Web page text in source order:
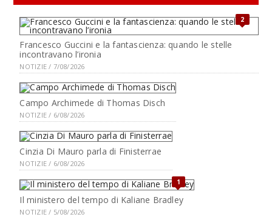
2
Francesco Guccini e la fantascienza: quando le stelle
incontravano l’ironia
NOTIZIE / 7/08/2026
Campo Archimede di Thomas Disch
NOTIZIE / 6/08/2026
Cinzia Di Mauro parla di Finisterrae
NOTIZIE / 6/08/2026
1
Il ministero del tempo di Kaliane Bradley
NOTIZIE / 5/08/2026